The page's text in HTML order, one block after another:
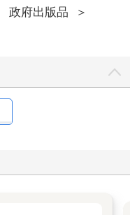
政府出版品
＞